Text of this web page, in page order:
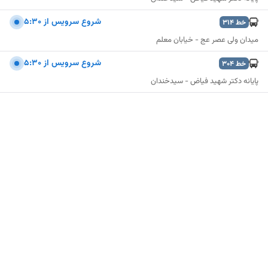
خط314 شروع سرويس از 5:30
میدان ولی عصر عج - خیابان معلم
خط304 شروع سرويس از 5:30
پایانه دکتر شهید فیاض - سیدخندان